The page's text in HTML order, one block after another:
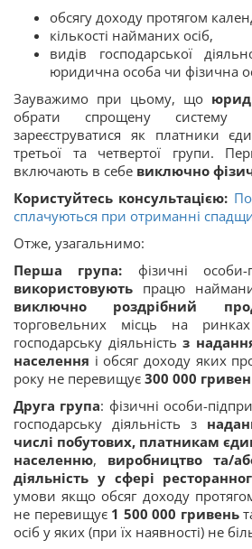
обсягу доходу протягом
кількості найманих осіб,
видів господарської
юридична особа чи фізична
Зауважимо при цьому, що
обрати спрощену систему
зареєструватися як платники
третьої та четвертої групи.
включають в себе виключно
Користуйтесь консультацією:
сплачуються при отриманні
Отже, узагальнимо:
Перша група: фізичні особи-
використовують працю
виключно роздрібний
торговельних місць на
господарську діяльністьз
населення і обсяг доходу яких
року не перевищує 300 000
Друга група: фізичні особи-
господарську діяльність з
числі побутових, платникам
населенню, виробництво та/
діяльність у сфері
умови якщо обсяг доходу
не перевищує 1 500 000 гривень
осіб у яких (при їх наявності) не